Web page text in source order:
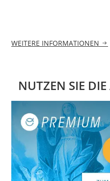
WEITERE INFORMATIONEN
NUTZEN SIE